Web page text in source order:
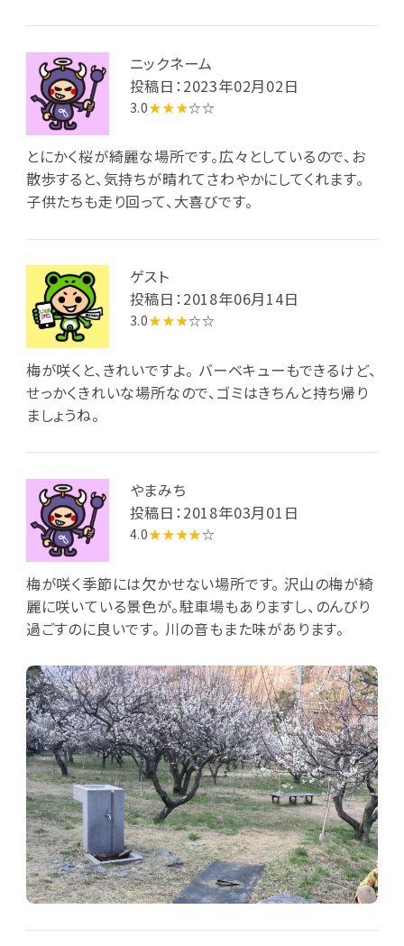
ニックネーム
投稿日：2023年02月02日
3.0★★★☆☆
とにかく桜が綺麗な場所です。広々としているので、お
散歩すると、気持ちが晴れてさわやかにしてくれます。
子供たちも走り回って、大喜びです。
ゲスト
投稿日：2018年06月14日
3.0★★★☆☆
梅が咲くと、きれいですよ。 バーベキューもできるけど、
せっかくきれいな場所なので、ゴミはきちんと持ち帰り
ましょうね。
やまみち
投稿日：2018年03月01日
4.0★★★★☆
梅が咲く季節には欠かせない場所です。 沢山の梅が綺
麗に咲いている景色が。駐車場もありますし、のんびり
過ごすのに良いです。 川の音もまた味があります。